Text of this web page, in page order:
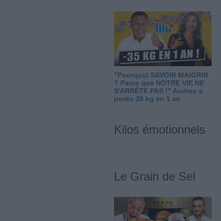
"Pourquoi SAVOIR MAIGRIR
? Parce que NOTRE VIE NE
S'ARRÊTE PAS !" Audrey a
perdu 35 kg en 1 an
Kilos émotionnels
Le Grain de Sel